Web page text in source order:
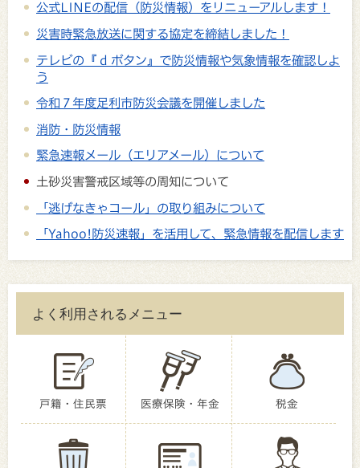
公式LINEの配信（防災情報）をリニューアルします！
災害時緊急放送に関する協定を締結しました！
テレビの『 d ボタン』で防災情報や気象情報を確認しよ
う
令和７年度足利市防災会議を開催しました
消防・防災情報
緊急速報メール（エリアメール）について
土砂災害警戒区域等の周知について
「逃げなきゃコール」の取り組みについて
「Yahoo!防災速報」を活用して、緊急情報を配信します
よく利用されるメニュー
戸籍・住民票 医療保険・年金 税金